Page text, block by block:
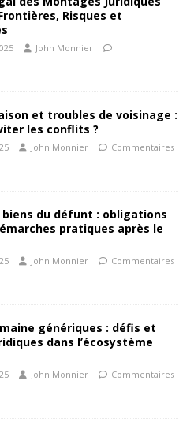
Risques et
John Monnier
et troubles de voisinage :
les conflits ?
John Monnier
Commentaires
biens du défunt : obligations
pratiques après le
John Monnier
Commentaires
génériques : défis et
dans l’écosystème
John Monnier
Commentaires